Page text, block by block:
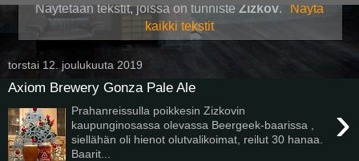
Näytetään tekstit, joissa on tunniste Zizkov.
Näytä
kaikki tekstit
torstai 12. joulukuuta 2019
Axiom Brewery Gonza Pale Ale
›
Prahanreissulla poikkesin Zizkovin
kaupunginosassa olevassa Beergeek-baarissa ,
siellähän oli hienot olutvalikoimat, reilut 30 hanaa.
Baarit...